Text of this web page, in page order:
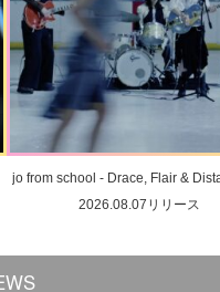
jo from school - Drace, Flair &
2026.08.07リリース